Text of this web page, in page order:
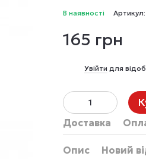
В наявності
165 грн
Увійти для
Доставка
Опис Новий